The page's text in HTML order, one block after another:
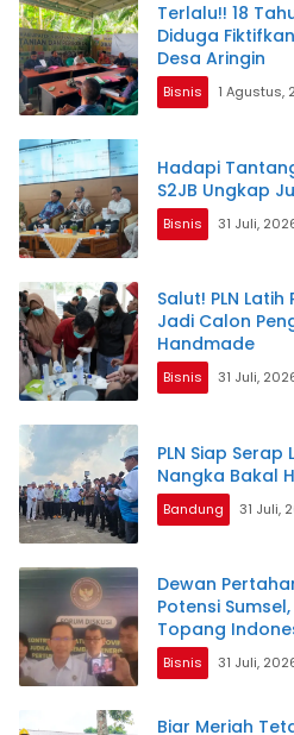
Terlalu!! 18
Diduga
Desa Aringin
Bisnis 1 Agustus,
Hadapi
S2JB Ungkap
Bisnis 31 Juli,
Salut! PLN
Jadi Calon
Handmade
Bisnis 31 Juli,
PLN Siap
Nangka Bakal
Bandung 31 Juli,
Dewan
Potensi
Topang
Bisnis 31 Juli,
Biar Meriah